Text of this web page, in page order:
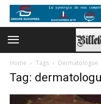
Home Tags Dermatologue
Tag: